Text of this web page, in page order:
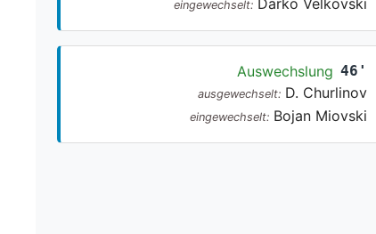
eingewechselt: Darko Velkovski
Auswechslung 46'
ausgewechselt: D. Churlinov
eingewechselt: Bojan Miovski